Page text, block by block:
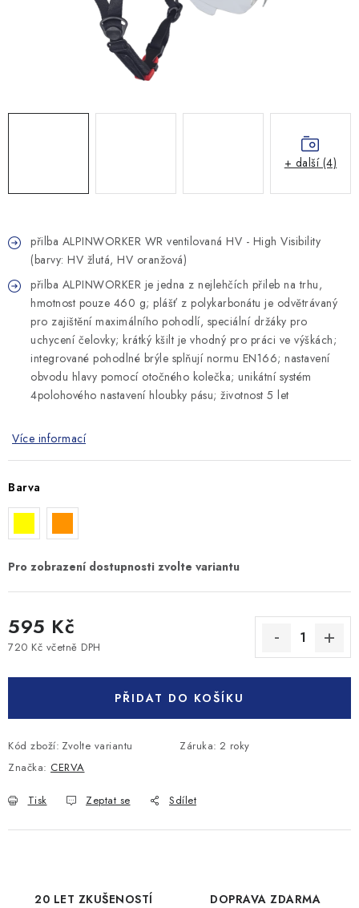
Obchodní podmínky
GDPR
přilba ALPINWORKER WR ventilovaná HV - High Visibility
(barvy: HV žlutá, HV oranžová)
přilba ALPINWORKER je jedna z nejlehčích přileb na trhu,
hmotnost pouze 460 g; plášť z polykarbonátu je odvětrávaný
pro zajištění maximálního pohodlí, speciální držáky pro
uchycení čelovky; krátký kšilt je vhodný pro práci ve výškách;
integrované pohodlné brýle splňují normu EN166; nastavení
obvodu hlavy pomocí otočného kolečka; unikátní systém
4polohového nastavení hloubky pásu; životnost 5 let
Více informací
Barva
595 Kč
720 Kč včetně DPH
PŘIDAT DO KOŠÍKU
Kód zboží: Zvolte variantu Záruka: 2 roky
Značka: CERVA
Tisk Zeptat se Sdílet
+ další (4)
20 LET ZKUŠENOSTÍ DOPRAVA ZDARMA